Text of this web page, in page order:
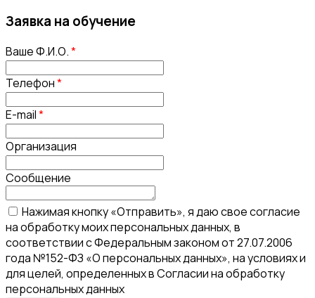
Заявка на обучение
Ваше Ф.И.О.*
Телефон*
E-mail*
Организация
Сообщение
Нажимая кнопку «Отправить», я даю свое согласие
на обработку моих персональных данных, в
соответствии с Федеральным законом от 27.07.2006
года №152-ФЗ «О персональных данных», на условиях и
для целей, определенных в Согласии на обработку
персональных данных